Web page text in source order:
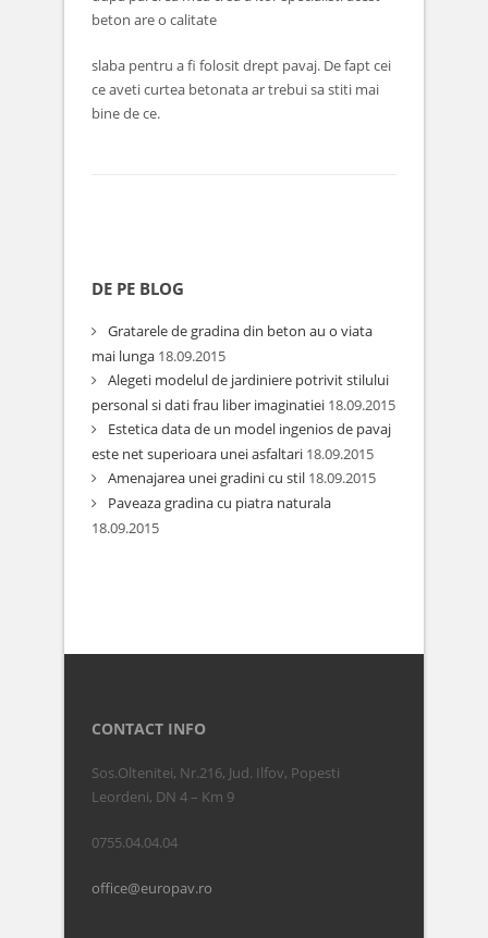
beton are o calitate
slaba pentru a fi folosit drept pavaj. De fapt cei
ce aveti curtea betonata ar trebui sa stiti mai
bine de ce.
DE PE BLOG
Gratarele de gradina din beton au o viata
mai lunga 18.09.2015
Alegeti modelul de jardiniere potrivit stilului
personal si dati frau liber imaginatiei 18.09.2015
Estetica data de un model ingenios de pavaj
este net superioara unei asfaltari 18.09.2015
Amenajarea unei gradini cu stil 18.09.2015
Paveaza gradina cu piatra naturala
18.09.2015
CONTACT INFO
Sos.Oltenitei, Nr.216, Jud. Ilfov, Popesti
Leordeni, DN 4 – Km 9
0755.04.04.04
office@europav.ro